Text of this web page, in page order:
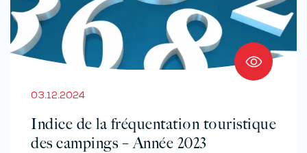
03.12.2024
Indice de la fréquentation touristique
des campings – Année 2023